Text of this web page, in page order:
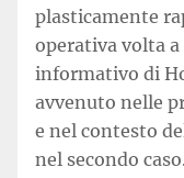
plasticamente
operativa volta
informativo di
avvenuto nelle
e nel contesto
nel secondo